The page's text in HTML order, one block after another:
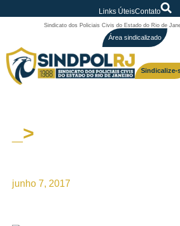
Links ÚteisContato
Sindicato dos Policiais Civis do Estado do Rio de
Área sindicalizado
Sindicalize-
_>
junho 7, 2017